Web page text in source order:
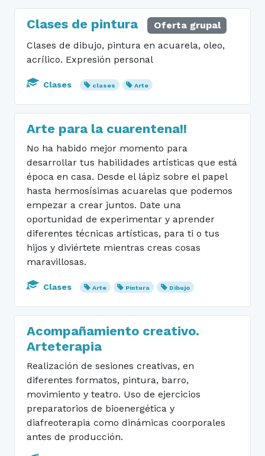
Clases de pintura
Oferta grupal
Clases de dibujo, pintura en acuarela, oleo,
acrílico. Expresión personal
Clases clases Arte
Arte para la cuarentena!!
No ha habido mejor momento para
desarrollar tus habilidades artísticas que está
época en casa. Desde el lápiz sobre el papel
hasta hermosísimas acuarelas que podemos
empezar a crear juntos. Date una
oportunidad de experimentar y aprender
diferentes técnicas artísticas, para ti o tus
hijos y diviértete mientras creas cosas
maravillosas.
Clases Arte Pintura Dibujo
Acompañamiento creativo.
Arteterapia
Realización de sesiones creativas, en
diferentes formatos, pintura, barro,
movimiento y teatro. Uso de ejercicios
preparatorios de bioenergética y
diafreoterapia como dinámicas coorporales
antes de producción.